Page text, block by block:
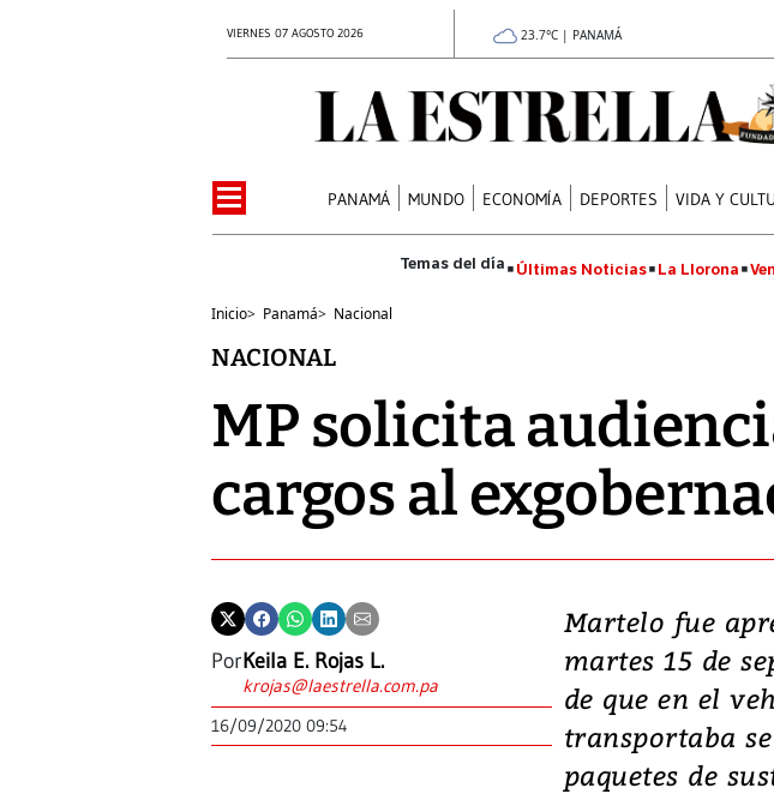
VIERNES 07 AGOSTO 2026 23.7°C | PANAMÁ
PANAMÁ MUNDO ECONOMÍA DEPORTES VIDA Y
Últimas Noticias La Llorona
Inicio> Panamá> Nacional
NACIONAL
MP solicita
cargos al
PorKeila E. Rojas L.
krojas@laestrella.com.pa
16/09/2020 09:54
Martelo fue
martes 15 de
de que en el
transportaba
paquetes de
Video,
deja
daños